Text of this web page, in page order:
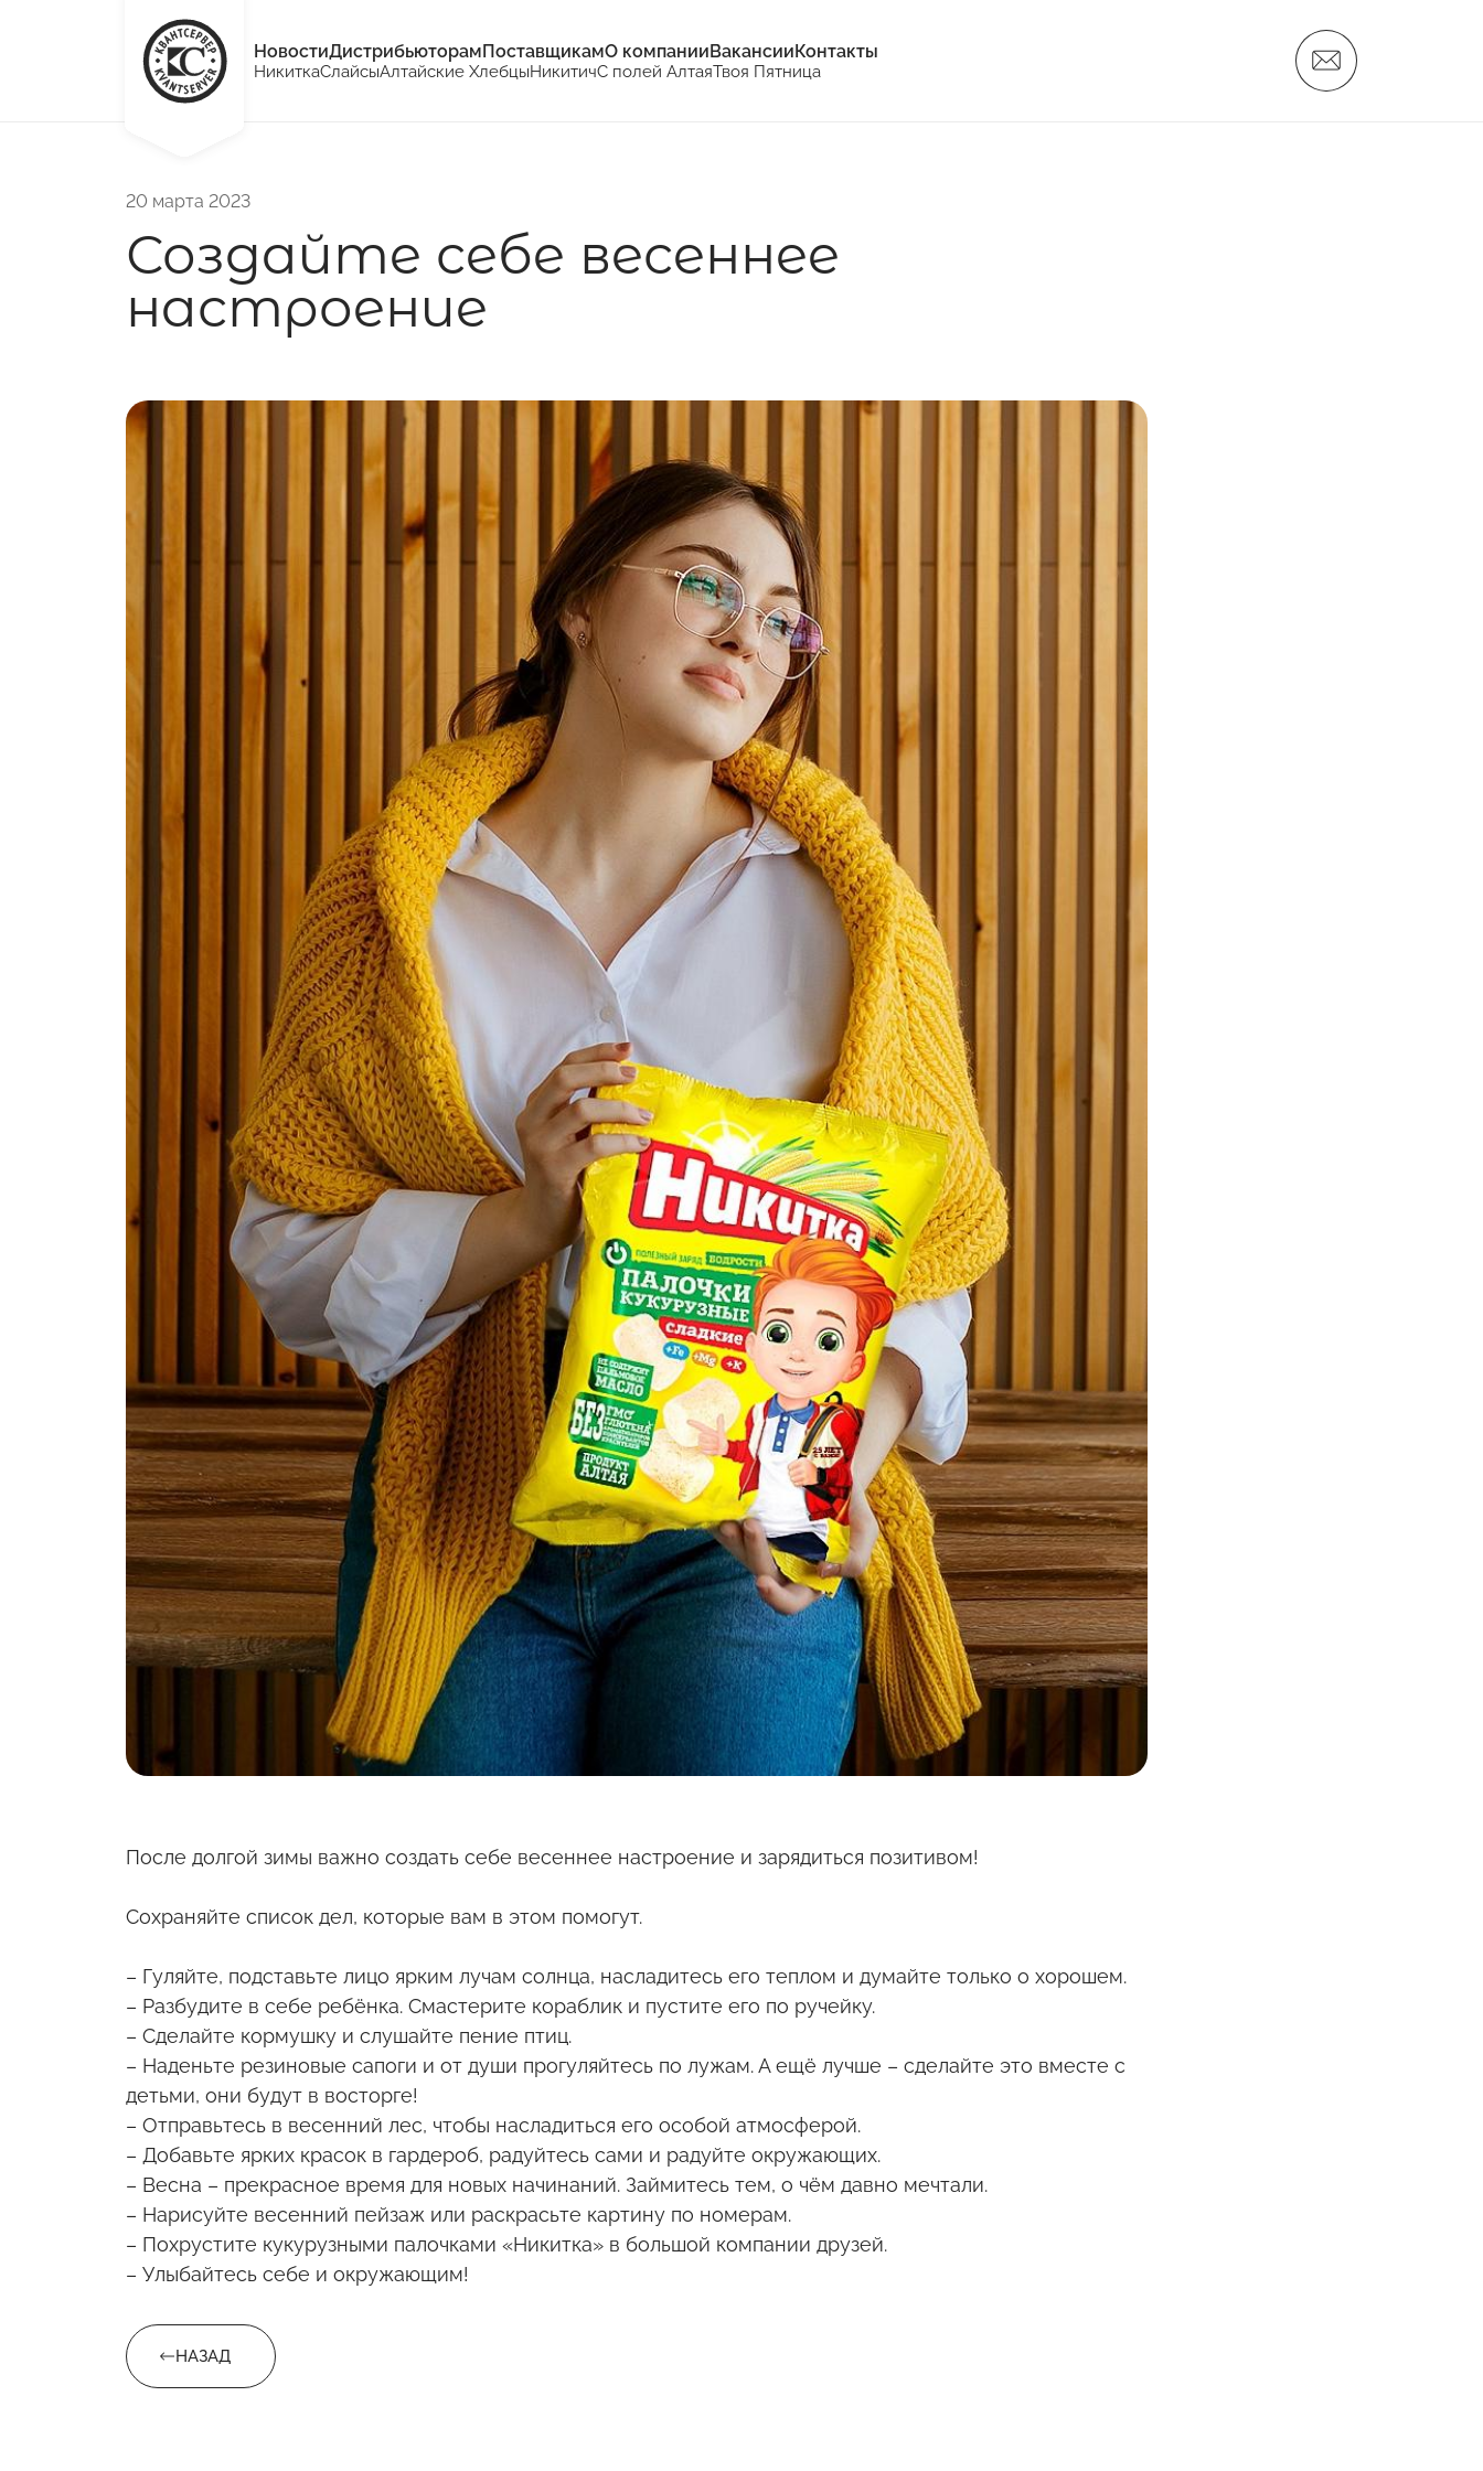
НовостиДистрибьюторамПоставщикамО компанииВакансииКонтакты
НикиткаСлайсыАлтайские ХлебцыНикитичС полей АлтаяТвоя Пятница
20 марта 2023
Создайте себе весеннее
настроение
После долгой зимы важно создать себе весеннее настроение и зарядиться позитивом!
Сохраняйте список дел, которые вам в этом помогут.
– Гуляйте, подставьте лицо ярким лучам солнца, насладитесь его теплом и думайте только о хорошем.
– Разбудите в себе ребёнка. Смастерите кораблик и пустите его по ручейку.
– Сделайте кормушку и слушайте пение птиц.
– Наденьте резиновые сапоги и от души прогуляйтесь по лужам. А ещё лучше – сделайте это вместе с
детьми, они будут в восторге!
– Отправьтесь в весенний лес, чтобы насладиться его особой атмосферой.
– Добавьте ярких красок в гардероб, радуйтесь сами и радуйте окружающих.
– Весна – прекрасное время для новых начинаний. Займитесь тем, о чём давно мечтали.
– Нарисуйте весенний пейзаж или раскрасьте картину по номерам.
– Похрустите кукурузными палочками «Никитка» в большой компании друзей.
– Улыбайтесь себе и окружающим!
НАЗАД